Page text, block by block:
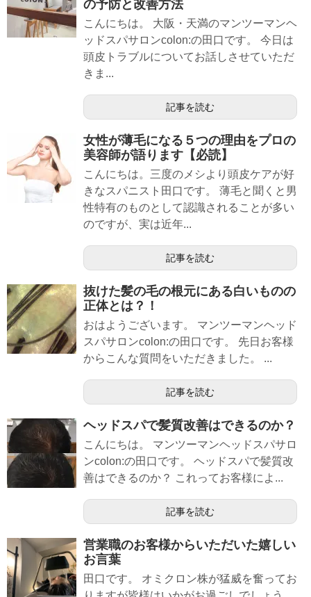
の予防と改善方法
こんにちは。 大阪・天満のマンツーマンヘ
ッドスパサロンcolon:の田口です。 今日は
頭皮トラブルについてお話しさせていただ
きま...
記事を読む
女性が薄毛になる５つの理由をプロの
美容師が語ります【必読】
こんにちは。三度のメシより頭皮ケアが好
きなスパニスト田口です。 薄毛と聞くと男
性特有のものとして認識されることが多い
のですが、実は近年...
記事を読む
抜けた髪の毛の根元にある白いものの
正体とは？！
おはようございます。 マンツーマンヘッド
スパサロンcolon:の田口です。 先日お客様
からこんな質問をいただきました。 ...
記事を読む
ヘッドスパで髪質改善はできるのか？
こんにちは。 マンツーマンヘッドスパサロ
ンcolon:の田口です。 ヘッドスパで髪質改
善はできるのか？ これってお客様によ...
記事を読む
営業職のお客様からいただいた嬉しい
お言葉
田口です。 オミクロン株が猛威を奮ってお